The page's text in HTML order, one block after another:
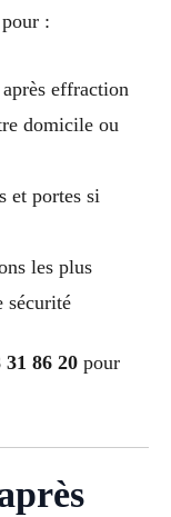
:
effraction
domicile ou
et portes si
les plus
sécurité
86 20pour